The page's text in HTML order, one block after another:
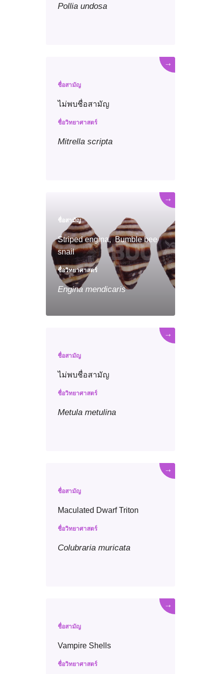
Pollia undosa
ชื่อสามัญ
ไม่พบชื่อสามัญ
ชื่อวิทยาศาสตร์
Mitrella scripta
→
ชื่อสามัญ
Striped engina, Bumble bee
snail
ชื่อวิทยาศาสตร์
Engina mendicaris
→
ชื่อสามัญ
ไม่พบชื่อสามัญ
ชื่อวิทยาศาสตร์
Metula metulina
→
ชื่อสามัญ
Maculated Dwarf Triton
ชื่อวิทยาศาสตร์
Colubraria muricata
→
ชื่อสามัญ
Vampire Shells
ชื่อวิทยาศาสตร์
→